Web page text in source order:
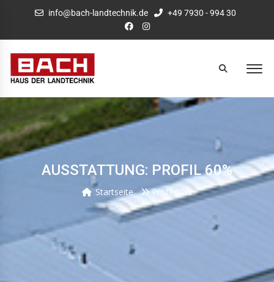
info@bach-landtechnik.de +49 7930 - 994 30
AUSSTATTUNG: PROFIL 60%
Startseite Profil 60%